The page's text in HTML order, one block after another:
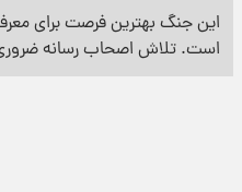
این جنگ بهترین فرصت برای
است. تلاش اصحاب رسانه